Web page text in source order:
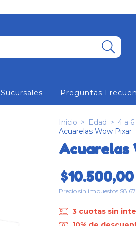
Sucursales Preguntas
Inicio > Edad > 4 a
Acuarelas Wow Pixar
Acuarelas
$10.500,00
Precio sin impuestos
3 cuotas sin